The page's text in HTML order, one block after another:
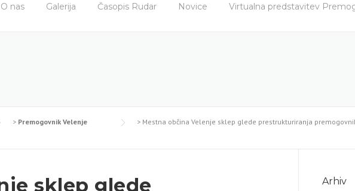
O nas Galerija Časopis Rudar Novice Virtualna predstavitev
> Premogovnik Velenje > Mestna občina Velenje sklep glede prestrukturiranja
sklep glede
Arhiv